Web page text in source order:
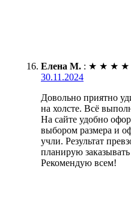
Елена М. : ★ ★ ★ ★
30.11.2024
Довольно приятно
на холсте. Всё
На сайте удобно
выбором размера и
учли. Результат
планирую
Рекомендую всем!